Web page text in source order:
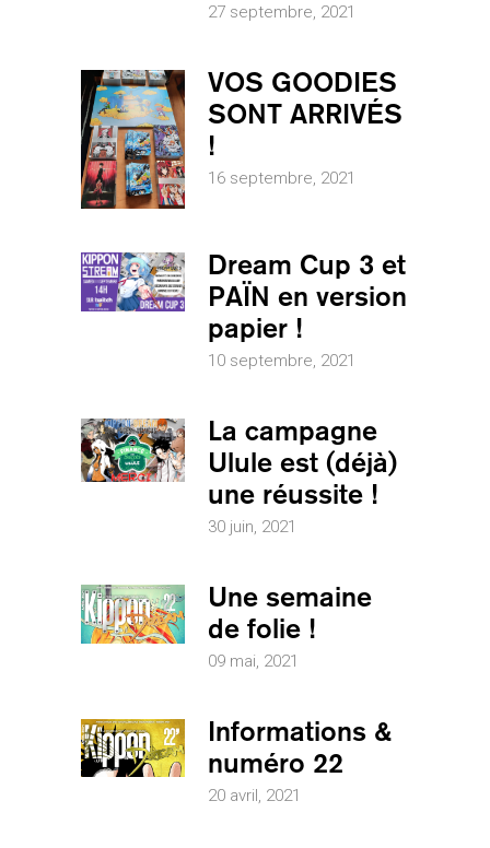
27 septembre, 2021
VOS GOODIES
SONT ARRIVÉS
!
16 septembre, 2021
Dream Cup 3 et
PAÏN en version
papier !
10 septembre, 2021
La campagne
Ulule est (déjà)
une réussite !
30 juin, 2021
Une semaine
de folie !
09 mai, 2021
Informations &
numéro 22
20 avril, 2021